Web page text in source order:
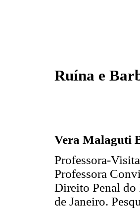
Ruína e
Vera Malaguti
Professora-
Professora
Direito Penal
de Janeiro.